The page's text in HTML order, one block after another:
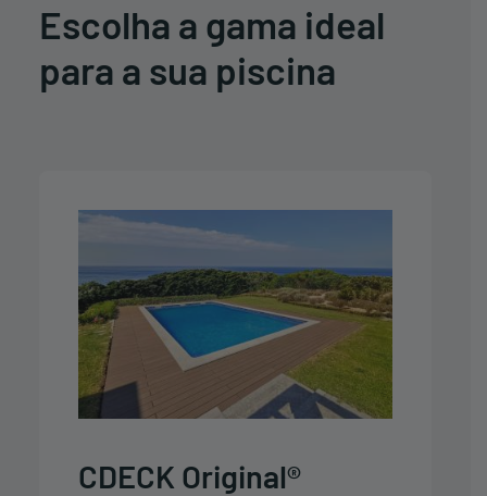
Escolha a gama ideal
para a sua piscina
CDECK Original®